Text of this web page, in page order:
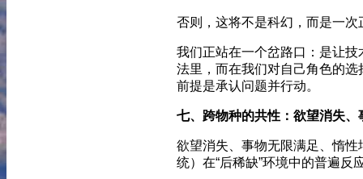
否则，这将不是科幻，而是一
我们正站在一个岔路口：是让
法里，而在我们对自己角色的
前提是承认问题并行动。
七、跨物种的共性：欲望消失
欲望消失、事物无限满足、惰
统）在“后稀缺”环境中的普遍